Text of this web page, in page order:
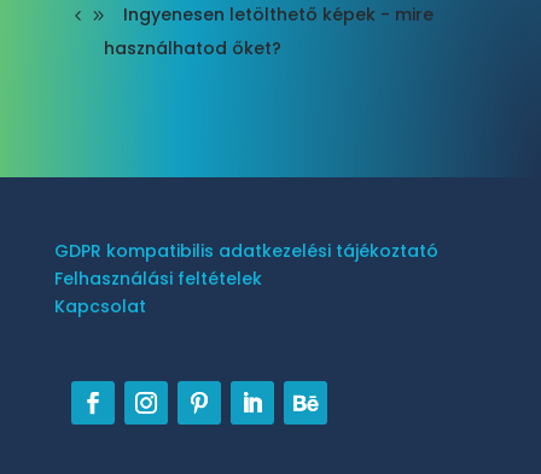
Ingyenesen letölthető képek - mire
használhatod őket?
GDPR kompatibilis adatkezelési tájékoztató
Felhasználási feltételek
Kapcsolat